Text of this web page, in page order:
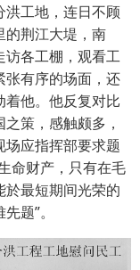
洪工地，连日不顾
的荆江大堤，南
访各工棚，观看工
张有序的场面，还
着他。他反复对比
策，感触颇多，
场应指挥部要求题
命财产，只有在毛
於最短期间光荣的
题”。